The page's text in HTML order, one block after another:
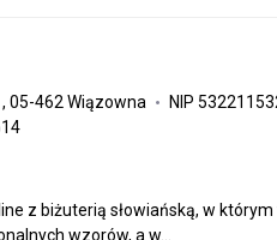
05-462 Wiązowna NIP
z biżuterią słowiańską, w
wzorów, a w...